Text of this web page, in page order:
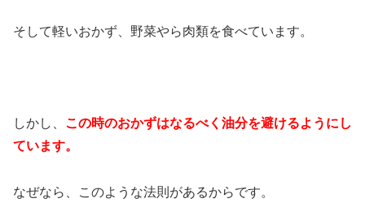
そして軽いおかず、野菜やら肉類を食べています。
しかし、 この時のおかずはなるべく油分を避けるようにし
ています。
なぜなら、このような法則があるからです。